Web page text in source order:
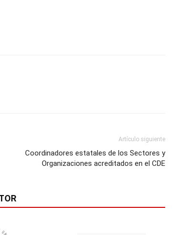
Artículo siguiente
Coordinadores estatales de los Sectores y
Organizaciones acreditados en el CDE